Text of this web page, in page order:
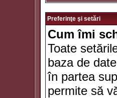
Preferinţe şi setări
Cum îmi
Toate
baza de
în partea
permite să